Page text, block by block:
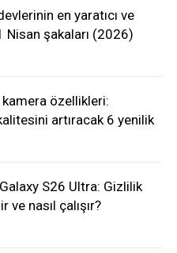
en yaratıcı ve
Nisan şakaları (2026)
özellikleri:
artıracak 6 yenilik
S26 Ultra: Gizlilik
ve nasıl çalışır?